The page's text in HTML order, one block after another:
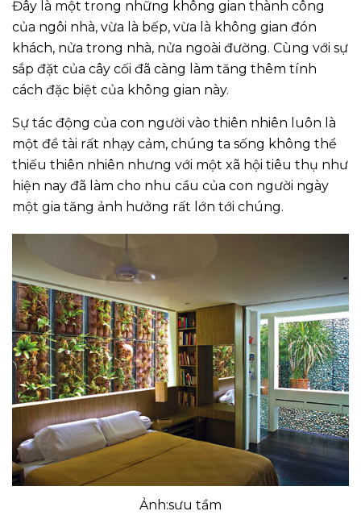
Đây là một trong những không gian thành công
của ngôi nhà, vừa là bếp, vừa là không gian đón
khách, nửa trong nhà, nửa ngoài đường. Cùng với sự
sắp đặt của cây cối đã càng làm tăng thêm tính
cách đặc biệt của không gian này.
Sự tác động của con người vào thiên nhiên luôn là
một đề tài rất nhạy cảm, chúng ta sống không thể
thiếu thiên nhiên nhưng với một xã hội tiêu thụ như
hiện nay đã làm cho nhu cầu của con người ngày
một gia tăng ảnh hưởng rất lớn tới chúng.
Ảnh:sưu tầm